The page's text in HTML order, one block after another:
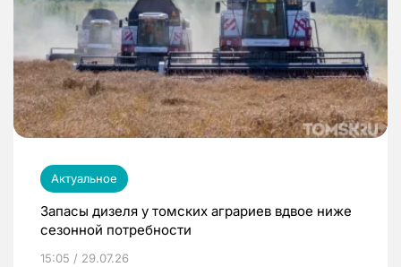
Актуальное
Запасы дизеля у томских аграриев вдвое ниже
сезонной потребности
15:05 / 29.07.26